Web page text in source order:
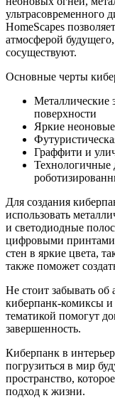
ультрасовременного
HomeScapes
атмосферой
сосуществуют.
Основные черты
Металлические
поверхности
Яркие
Граффити и
Технологичные
Для создания
использовать
и светодиодные
цифровыми принтами
стен в яркие цвета,
также поможет
Не стоит забывать об
киберпанк-комиксы и
тематикой помогут
завершенность.
Киберпанк в
погрузиться в мир
пространство,
подход к жизни.